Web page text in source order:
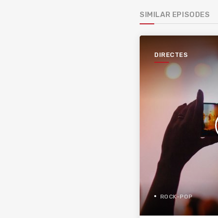
SIMILAR EPISODES
DIRECTES
ROCK-POP